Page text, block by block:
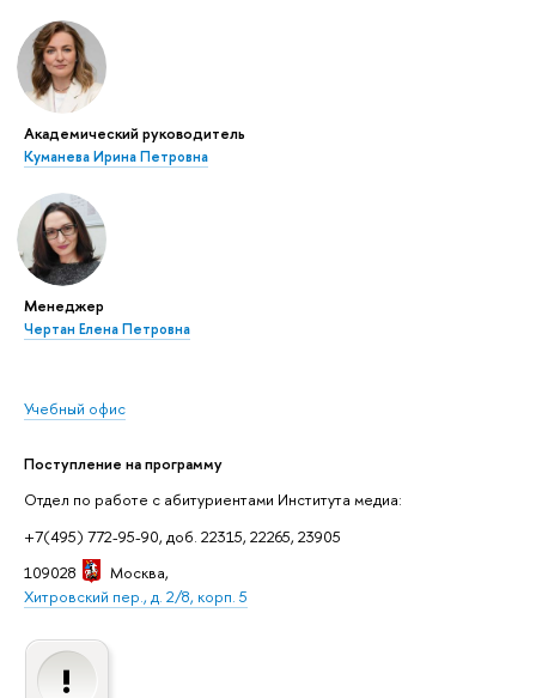
Академический руководитель
Куманева Ирина Петровна
Менеджер
Чертан Елена Петровна
Учебный офис
Поступление на программу
Отдел по работе с абитуриентами Института медиа:
+7(495) 772-95-90, доб. 22315, 22265, 23905
109028
Москва,
Хитровский пер., д. 2/8, корп. 5